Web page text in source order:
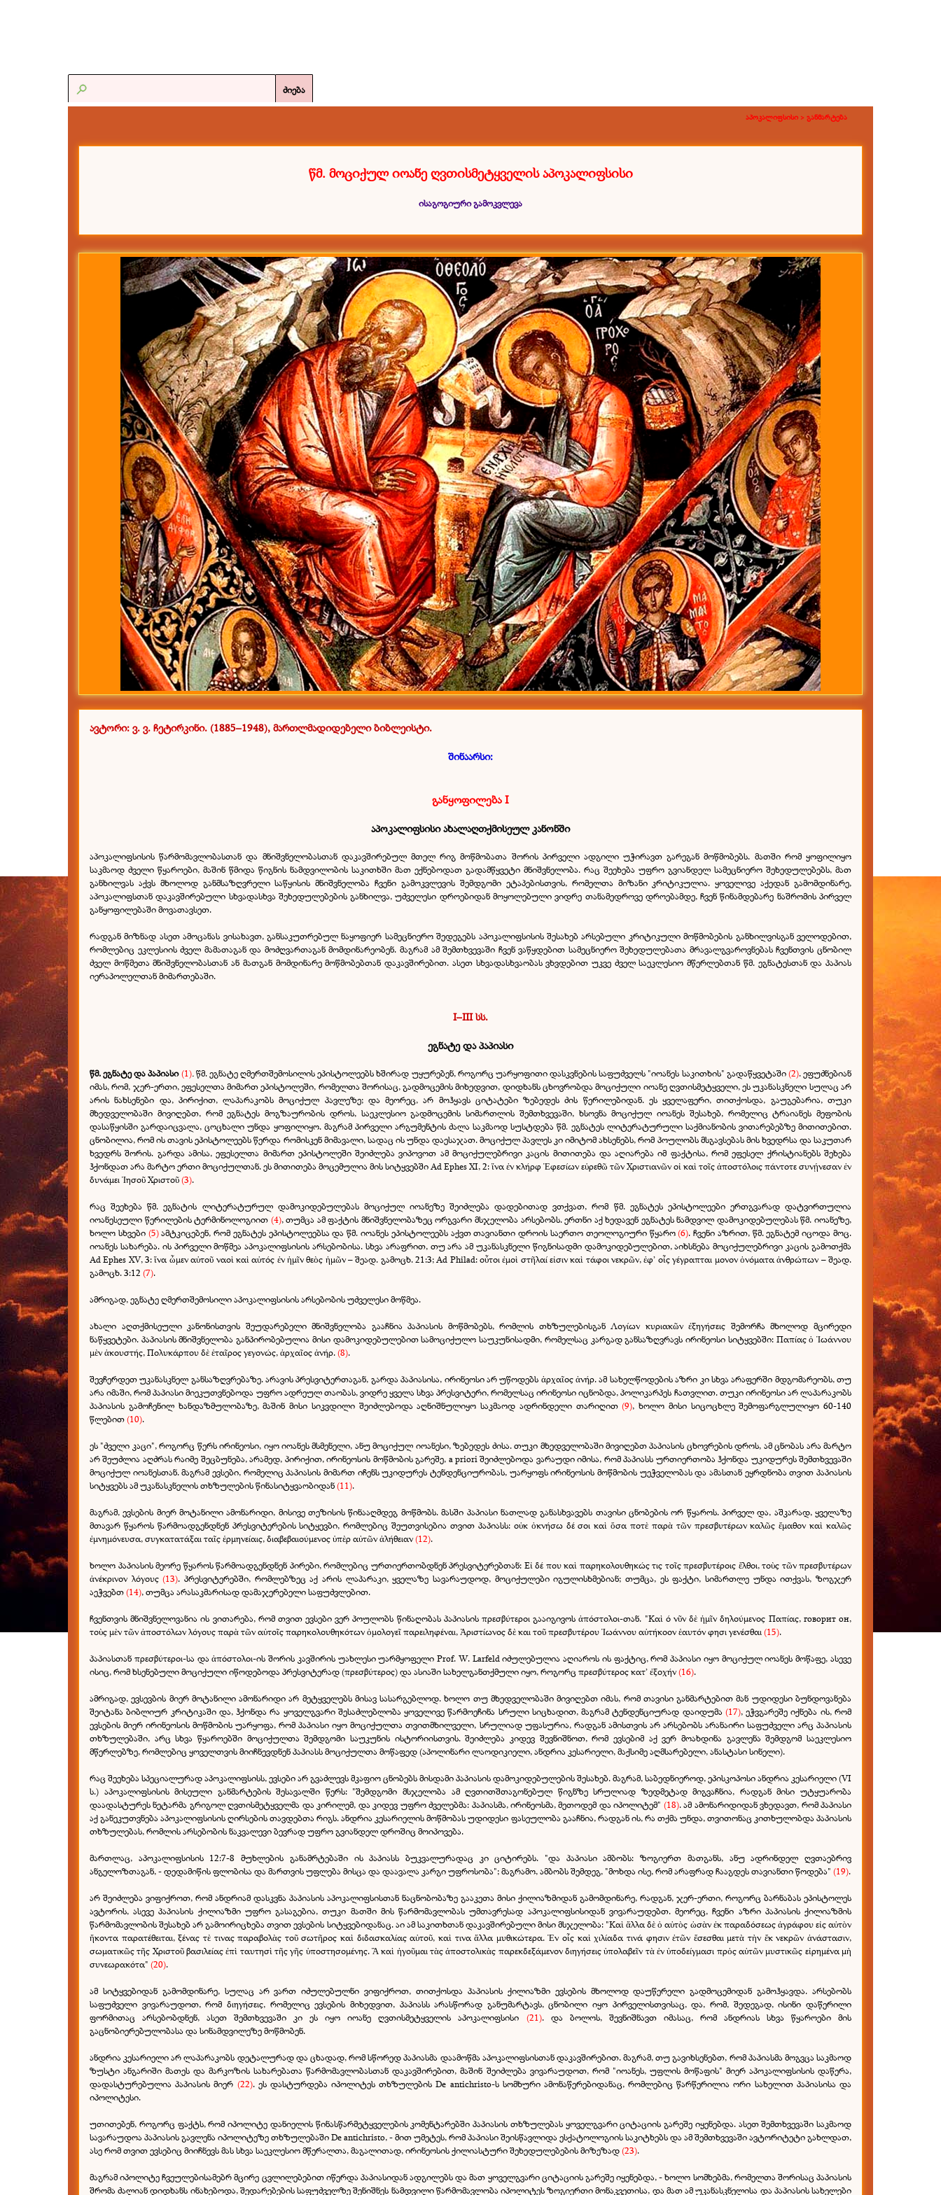
ძიება
აპოკალიფსისი > განმარტება
წმ. მოციქულ იოანე ღვთისმეტყველის აპოკალიფსისი
ისაგოგიური გამოკვლევა
ავტორი: ვ. ვ. ჩეტირკინი. (1885–1948), მართლმადიდებელი ბიბლეისტი.
შინაარსი:
განყოფილება I
აპოკალიფსისი ახალაღთქმისეულ კანონში
აპოკალიფსისის წარმომავლობასთან და მნიშვნელობასთან დაკავშირებულ მთელ რიგ მოწმობათა შორის პირველი ადგილი უჭირავთ გარეგან მოწმობებს. მათში რომ ყოფილიყო
საკმაოდ ძველი წყაროები, მაშინ წმიდა წიგნის ნამდვილობის საკითხში მათ ექნებოდათ გადამწყვეტი მნიშვნელობა. რაც შეეხება უფრო გვიანდელ სამეცნიერო შეხედულებებს, მათ
განხილვას აქვს მხოლოდ განმსაზღვრელი საწყისის მნიშვნელობა ჩვენი გამოკვლევის შემდგომი ეტაპებისთვის, რომელთა მიზანი კრიტიკულია. ყოველივე აქედან გამომდინარე,
აპოკალიფსთან დაკავშირებული სხვადასხვა შეხედულებების განხილვა, უძველესი დროებიდან მოყოლებული ვიდრე თანამედროვე დროებამდე, ჩვენ წინამდებარე ნაშრომის პირველ
განყოფილებაში მოვათავსეთ.
რადგან მიზნად ასეთ ამოცანას ვისახავთ, განსაკუთრებულ ნაყოფიერ სამეცნიერო შედეგებს აპოკალიფსისის შესახებ არსებული კრიტიკული მოწმობების განხილვისგან ველოდებით,
რომლებიც ეკლესიის ძველ მამათაგან და მოძღვართაგან მომდინარეობენ. მაგრამ ამ შემთხვევაში ჩვენ ვაწყდებით სამეცნიერო შეხედულებათა მრავალგვაროვნებას ჩვენთვის ცნობილ
ძველ მოწმეთა მნიშვნელობასთან ან მათგან მომდინარე მოწმობებთან დაკავშირებით. ასეთ სხვადასხვაობას ვხვდებით უკვე ძველ საეკლესიო მწერლებთან წმ. ეგნატესთან და პაპიას
იერაპოლელთან მიმართებაში.
I–III სს.
ეგნატე და პაპიასი
წმ. ეგნატე და პაპიასი(1).წმ. ეგნატე ღმერთშემოსილის ეპისტოლეებს ხშირად უყურებენ, როგორც უარყოფითი დასკვნების საფუძველს "იოანეს საკითხის" გადაწყვეტაში(2). ეფუძნებიან
იმას, რომ, ჯერ-ერთი, ეფესელთა მიმართ ეპისტოლეში, რომელთა შორისაც, გადმოცემის მიხედვით, დიდხანს ცხოვრობდა მოციქული იოანე ღვთისმეტყველი, ეს უკანასკნელი სულაც არ
არის ნახსენები და, პირიქით, ლაპარაკობს მოციქულ პავლეზე; და მეორეც, არ მოჰყავს ციტატები ზებედეს ძის წერილებიდან. ეს ყველაფერი, თითქოსდა, გაუგებარია, თუკი
მხედველობაში მივიღებთ, რომ ეგნატეს მოგზაურობის დროს, საეკლესიო გადმოცემის სიმართლის შემთხვევაში, ხსოვნა მოციქულ იოანეს შესახებ, რომელიც ტრაიანეს მეფობის
დასაწყისში გარდაიცვალა, ცოცხალი უნდა ყოფილიყო. მაგრამ პირველი არგუმენტის ძალა საკმაოდ სუსტდება წმ. ეგნატეს ლიტერატურული საქმიანობის ვითარებებზე მითითებით.
ცნობილია, რომ ის თავის ეპისტოლეებს წერდა რომისკენ მიმავალი, სადაც ის უნდა დაესაჯათ. მოციქულ პავლეს კი იმიტომ ახსენებს, რომ პოულობს მსგავსებას მის ხვედრსა და საკუთარ
ხვედრს შორის. გარდა ამისა, ეფესელთა მიმართ ეპისტოლეში შეიძლება ვიპოვოთ ამ მოციქულებრივი კაცის მითითება და აღიარება იმ ფაქტისა, რომ ეფესელ ქრისტიანებს შეხება
ჰქონდათ არა მარტო ერთი მოციქულთან. ეს მითითება მოცემულია მის სიტყვებში Ad Ephes XI, 2: ἵνα ἐν κλήρφ Ἐφεσίων εὑρεθῶ τῶν Χριστιανῶν οἱ καὶ τοῖς ἀποστόλοις πάντοτε συνῄνεσαν ἐν
δυνάμει Ἰησοῦ Χριστοῦ(3).
რაც შეეხება წმ. ეგნატის ლიტერატურულ დამოკიდებულებას მოციქულ იოანეზე შეიძლება დადებითად ვთქვათ, რომ წმ. ეგნატეს ეპისტოლეები ერთგვარად დატვირთულია
იოანესეული წერილების ტერმინოლოგიით (4), თუმცა ამ ფაქტის მნიშვნელობაზეც ორგვარი მსჯელობა არსებობს. ერთნი აქ ხედავენ ეგნატეს ნამდვილ დამოკიდებულებას წმ. იოანეზე,
ხოლო სხვები (5)ამტკიცებენ, რომ ეგნატეს ეპისტოლეებსა და წმ. იოანეს ეპისტოლეებს აქვთ თავიანთი დროის საერთო თეოლოგიური წყარო(6). ჩვენი აზრით, წმ. ეგნატემ იცოდა მოც.
იოანეს სახარება. ის პირველი მოწმეა აპოკალიფსისის არსებობისა. სხვა არაფრით, თუ არა ამ უკანასკნელი წიგნისადმი დამოკიდებულებით, აიხსნება მოციქულებრივი კაცის გამოთქმა
Ad Ephes XV, 3: ἵνα ὦμεν αὐτοῦ ναοὶ καὶ αὐτός ἐν ἡμῖν θεὸς ἡμῶν – შეად. გამოცხ. 21:3; Ad Philad: οὖτοι ἐμοὶ στῆλαί εἰσιν καὶ τάφοι νεκρῶν, ἐφ’ οἷς γέγραπται μονον ὀνόματα ἀνθρώπων – შეად.
გამოცხ. 3:12 (7).
ამრიგად, ეგნატე ღმერთშემოსილი აპოკალიფსისის არსებობის უძველესი მოწმეა.
ახალი აღთქმისეული კანონისთვის შეუდარებელი მნიშვნელობა გააჩნია პაპიასის მოწმობებს, რომლის თხზულებისგან Λογίων κυριακῶν ἐξηγήσεις შემორჩა მხოლოდ მცირედი
ნაწყვეტები. პაპიასის მნიშვნელობა განპირობებულია მისი დამოკიდებულებით სამოციქულო საუკუნისადმი, რომელსაც კარგად განსაზღვრავს ირინეოსი სიტყვებში: Παπίας ὁ Ἰωάννου
μὲν ἀκουστής, Πολυκάρπου δὲ ἑταῖρος γεγονώς, ἀρχαῖος ἀνήρ.(8).
შევჩერდეთ უკანასკნელ განსაზღვრებაზე. არავის პრესვიტერთაგან, გარდა პაპიასისა, ირინეოსი არ უწოდებს ἀρχαῖος ἀνήρ. ამ სახელწოდების აზრი კი სხვა არაფერში მდგომარეობს, თუ
არა იმაში, რომ პაპიასი მიეკუთვნებოდა უფრო ადრეულ თაობას, ვიდრე ყველა სხვა პრესვიტერი, რომელსაც ირინეოსი იცნობდა, პოლიკარპეს ჩათვლით. თუკი ირინეოსი არ ლაპარაკობს
პაპიასის გამოჩენილ ხანდაზმულობაზე, მაშინ მისი სიკვდილი შეიძლებოდა აღნიშნულიყო საკმაოდ ადრინდელი თარიღით(9), ხოლო მისი სიცოცხლე შემოფარგლულიყო 60-140
წლებით(10).
ეს "ძველი კაცი", როგორც წერს ირინეოსი, იყო იოანეს მსმენელი, ანუ მოციქულ იოანესი, ზებედეს ძისა. თუკი მხედველობაში მივიღებთ პაპიასის ცხოვრების დროს, ამ ცნობას არა მარტო
არ შეუძლია აღძრას რაიმე შეცბუნება, არამედ, პირიქით, ირინეოსის მოწმობის გარეშე, a priori შეიძლებოდა ვარაუდი იმისა, რომ პაპიასს ურთიერთობა ჰქონდა უკიდურეს შემთხვევაში
მოციქულ იოანესთან. მაგრამ ევსები, რომელიც პაპიასის მიმართ იჩენს უკიდურეს ტენდენციურობას, უარყოფს ირინეოსის მოწმობის უეჭველობას და ამასთან ეყრდნობა თვით პაპიასის
სიტყვებს ამ უკანასკნელის თხზულების წინასიტყვაობიდან(11).
მაგრამ, ევსების მიერ მოტანილი ამონარიდი, მისივე თეზისის წინააღმდეგ მოწმობს. მასში პაპიასი ნათლად განასხვავებს თავისი ცნობების ორ წყაროს. პირველ და, აშკარად, ყველაზე
მთავარ წყაროს წარმოადგენდნენ პრესვიტერების სიტყევბი, რომლებიც შეუთვისებია თვით პაპიასს: οὐκ ὀκνήσω δέ σοι καὶ ὅσα ποτὲ παρὰ τῶν πρεσβυτέρων καλῶς ἔμαθον καὶ καλῶς
ἐμνημόνευσα, συγκατατάξαι ταῖς ἑρμηνείαις, διαβεβαιούμενος ὑπὲρ αὐτῶν ἀλήθειαν(12).
ხოლო პაპიასის მეორე წყაროს წარმოადგენდნენ პირები, რომლებიც ურთიერთობდნენ პრესვიტერებთან: Εἰ δέ που καὶ παρηκολουθηκώς τις τοῖς πρεσβυτέροις ἔλθοι, τοὺς τῶν πρεσβυτέρων
ἀνέκρινον λόγους(13). პრესვიტერებში, რომლებზეც აქ არის ლაპარაკი, ყველაზე სავარაუდოდ, მოციქულები იგულისხმებიან; თუმცა, ეს ფაქტი, სიმართლე უნდა ითქვას, ზოგჯერ
აეჭვებთ(14), თუმცა არასაკმარისად დამაჯერებელი საფუძვლებით.
ჩვენთვის მნიშვნელოვანია ის ვითარება, რომ თვით ევსები ვერ პოულობს წინაღობას პაპიასის πρεσβύτεροι გააიგივოს ἀπόστολοι-თან. "Καὶ ό νῦν δὲ ἠμῖν δηλούμενος Παπίας, говорит он,
τοὺς μὲν τῶν ἀποστόλων λόγους παρὰ τῶν αὐτοῖς παρηκολουθηκότων ὁμολογεῖ παρειληφέναι, Ἀριστίωνος δὲ και τοῦ πρεσβυτέρου Ἰωάννου αὐτήκοον ἑαυτόν φησι γενέσθαι(15).
პაპიასთან πρεσβύτεροι-სა და ἀπόστολοι-ის შორის კავშირის უახლესი უარმყოფელი Prof. W. Larfeld იძულებულია აღიაროს ის ფაქტიც, რომ პაპიასი იყო მოციქულ იოანეს მოწაფე, ასევე
ისიც, რომ ხსენებული მოციქული იწოდებოდა პრესვიტერად (πρεσβύτερος) და ასიაში სახელგანთქმული იყო, როგორც πρεσβύτερος κατ’ ἐξοχήν(16).
ამრიგად, ევსევბის მიერ მოტანილი ამონარიდი არ მეტყველებს მისავ სასარგებლოდ. ხოლო თუ მხედველობაში მივიღებთ იმას, რომ თავისი განმარტებით მან უდიდესი ბუნდოვანება
შეიტანა ბიბლიურ კრიტიკაში და, ჰქონდა რა ყოველგვარი შესაძლებლობა ყოველივე წარმოეჩინა სრული სიცხადით, მაგრამ ტენდენციურად დაიდუმა (17), ეჭვგარეშე იქნება ის, რომ
ევსების მიერ ირინეოსის მოწმობის უარყოფა, რომ პაპიასი იყო მოციქულთა თვითმხილველი, სრულიად უფასურია, რადგან ამისთვის არ არსებობს არანაირი საფუძველი არც პაპიასის
თხზულებაში, არც სხვა წყაროებში მოციქულთა შემდგომი საუკუნის ისტორიისთვის. შეიძლება კიდევ შევნიშნოთ, რომ ევსებიმ აქ ვერ მოახდინა გავლენა შემდგომ საეკლესიო
მწერლებზე, რომლებიც ყოველთვის მიიჩნევდნენ პაპიასს მოციქულთა მოწაფედ (აპოლინარი ლაოდიკიელი, ანდრია კესარიელი, მაქსიმე აღმსარებელი, ანასტასი სინელი).
რაც შეეხება სპეციალურად აპოკალიფსისს, ევსები არ გვაძლევს მკაფიო ცნობებს მისდამი პაპიასის დამოკიდებულების შესახებ. მაგრამ, საბედნიეროდ, ეპისკოპოსი ანდრია კესარიელი (VI
ს.) აპოკალიფსისის მისეული განმარტების შესავალში წერს: "შემდგომი მსჯელობა ამ ღვთითშთაგონებულ წიგნზე სრულიად ზედმეტად მიგვაჩნია, რადგან მისი უტყუარობა
დაადასტურეს ნეტარმა გრიგოლ ღვთისმეტყველმა და კირილემ, და კიდევ უფრო ძველებმა: პაპიასმა, ირინეოსმა, მეთოდემ და იპოლიტემ" (18). ამ ამონარიდიდან ვხედავთ, რომ პაპიასი
აქ განეკუთვნება აპოკალიფსისის ღირსების თავდებთა რიგს. ანდრია კესარიელის მოწმობას უდიდესი ფასეულობა გააჩნია, რადგან ის, რა თქმა უნდა, თვითონაც კითხულობდა პაპიასის
თხზულებას, რომლის არსებობის ნაკვალევი ბევრად უფრო გვიანდელ დროშიც მოიპოვება.
მართლაც, აპოკალიფსისის 12:7-8 მუხლების განამრტებაში ის პაპიასს ბუკვალურადაც კი ციტირებს. "და პაპიასი ამბობს: ზოგიერთ მათგანს, ანუ ადრინდელ ღვთაებრივ
ანგელოზთაგან, - დედამიწის ფლობისა და მართვის უფლება მისცა და დაავალა კარგი უფროსობა"; მაგრამო, ამბობს შემდეგ, "მოხდა ისე, რომ არაფრად ჩააგდეს თავიანთი წოდება" (19).
არ შეიძლება ვიფიქროთ, რომ ანდრიამ დასკვნა პაპიასის აპოკალიფსისთან ნაცნობობაზე გააკეთა მისი ქილიაზმიდან გამომდინარე, რადგან, ჯერ-ერთი, როგორც ბარნაბას ეპისტოლეს
ავტორის, ასევე პაპიასის ქილიაზმი უფრო გასაგებია, თუკი მათში მის წარმომავლობას უმთავრესად აპოკალიფსისიდან ვივარაუდებთ. მეორეც, ჩვენი აზრი პაპიასის ქილიაზმის
წარმომავლობის შესახებ არ გამოირიცხება თვით ევსების სიტყვებიდანაც. აი ამ საკითხთან დაკავშირებული მისი მსჯელობა: "Καὶ ἄλλα δὲ ὁ αὐτὸς ὡσὰν ἐκ παραδόσεως ἀγράφου εἰς αὐτὸν
ἥκοντα παρατέθειται, ξένας τὲ τινας παραβολὰς τοῦ σωτῆρος καὶ διδασκαλίας αὐτοῦ, καὶ τινα ἄλλα μυθικώτερα. Ἐν οἷς καὶ χιλίαδα τινά φησιν ἐτῶν ἔσεσθαι μετὰ τὴν ἔκ νεκρῶν ἀνάστασιν,
σωματικῶς τῆς Χριστοῦ βασιλείας ἐπὶ ταυτησὶ τῆς γῆς ὑποστησομένης. Ἃ καὶ ἠγοῦμαι τὰς ἀποστολικὰς παρεκδεξάμενον διηγήσεις ὑπολαβεῖν τὰ ἐν ὑποδείγμασι πρὀς αὐτῶν μυστικῶς εἰρημένα μὴ
συνεωρακότα" (20).
ამ სიტყვებიდან გამომდინარე, სულაც არ ვართ იძულებულნი ვიფიქროთ, თითქოსდა პაპიასის ქილიაზმი ევსების მხოლოდ დაუწერელი გადმოცემიდან გამოჰყავდა. არსებობს
საფუძველი ვივარაუდოთ, რომ διηγήσεις, რომელიც ევსების მიხედვით, პაპიასს არასწორად განუმარტავს, ცნობილი იყო პირველისთვისაც, და, რომ, შედეგად, ისინი დაწერილი
ფორმითაც არსებობდნენ, ასეთ შემთხვევაში კი ეს იყო იოანე ღვთისმეტყველის აპოკალიფსისი (21). და ბოლოს, შევნიშნავთ იმასაც, რომ ანდრიას სხვა წყაროები მის
გაცნობიერებულობასა და სინამდვილეზე მოწმობენ.
ანდრია კესარიელი არ ლაპარაკობს დეტალურად და ცხადად, რომ სწორედ პაპიასმა დაამოწმა აპოკალიფსისთან დაკავშირებით. მაგრამ, თუ გავიხსენებთ, რომ პაპიასმა მოგვცა საკმაოდ
ზუსტი ანგარიში მათეს და მარკოზის სახარებათა წარმომავლობასთან დაკავშირებით, მაშინ შეიძლება ვივარაუდოთ, რომ "იოანეს, უფლის მოწაფის" მიერ აპოკალიფსისის დაწერა,
დადასტურებულია პაპიასის მიერ (22). ეს დასტურდება იპოლიტეს თხზულების De antichristo-ს სომხური ამონაწერებიდანაც, რომლებიც წარწერილია ორი სახელით პაპიასისა და
იპოლიტესი.
უთითებენ, როგორც ფაქტს, რომ იპოლიტე დანიელის წინასწარმეტყველების კომენტარებში პაპიასის თხზულებას ყოველგვარი ციტაციის გარეშე იყენებდა. ასეთ შემთხვევაში საკმაოდ
სავარაუდოა პაპიასის გავლენა იპოლიტეზე თხზულებაში De antichristo, - მით უმეტეს, რომ პაპიასი შეისწავლიდა ესქატოლოგიის საკიტხებს და ამ შემთხვევაში ავტორიტეტი გახლდათ,
ასე რომ თვით ევსებიც მიიჩნევს მას სხვა საეკლესიო მწერალთა, მაგალითად, ირინეოსის ქილიასტური შეხედულებების მიზეზად(23).
მაგრამ იპოლიტე ჩვეულებისამებრ მცირე ცვლილებებით იწერდა პაპიასიდან ადგილებს და მათ ყოველგვარი ციტაციის გარეშე იყენებდა, - ხოლო სომხებმა, რომელთა შორისაც პაპიასის
შრომა ძალიან დიდხანს ინახებოდა, შედარებების საფუძველზე შენიშნეს ნამდვილი წარმომავლობა იპოლიტეს ზოგიერთი მონაკვეთისა, და მათ ამ უკანასკნელისა და პაპიასის სახელები